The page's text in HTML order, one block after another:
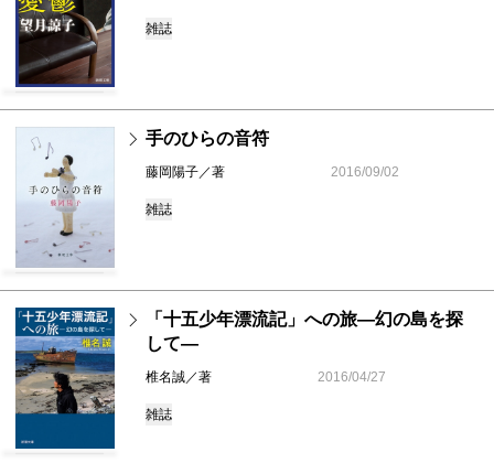
雑誌
手のひらの音符
藤岡陽子／著 2016/09/02
雑誌
「十五少年漂流記」への旅―幻の島を探
して―
椎名誠／著 2016/04/27
雑誌